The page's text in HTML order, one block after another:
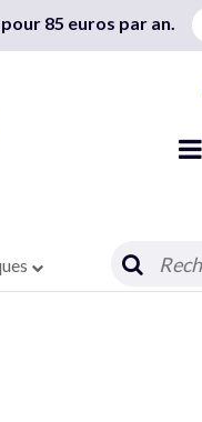
85 euros par an.